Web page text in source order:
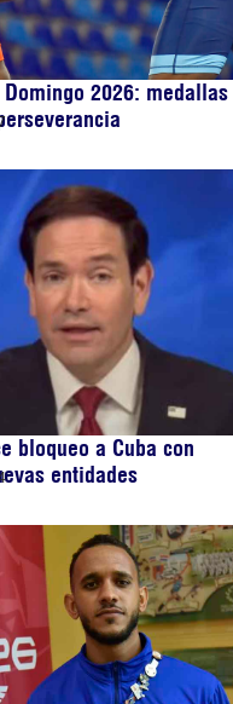
Domingo 2026: medallas
bloqueo a Cuba con
entidades